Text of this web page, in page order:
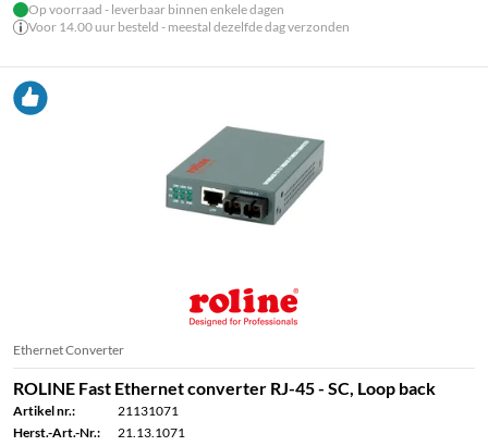
Op voorraad - leverbaar binnen enkele dagen
Voor 14.00 uur besteld - meestal dezelfde dag verzonden
Ethernet Converter
ROLINE Fast Ethernet converter RJ-45 - SC, Loop back
Artikel nr.:
21131071
Herst.-Art.-Nr.:
21.13.1071